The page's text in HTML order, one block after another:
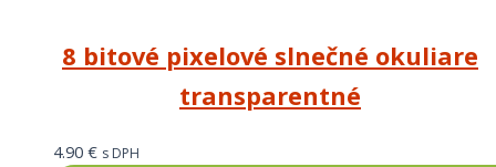
8 bitové pixelové slnečné okuliare
transparentné
4.90 € s DPH